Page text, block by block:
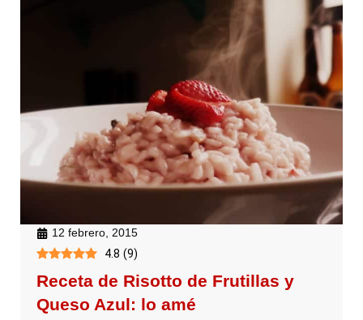
12 febrero, 2015
4.8 (9)
Receta de Risotto de Frutillas y
Queso Azul: lo amé